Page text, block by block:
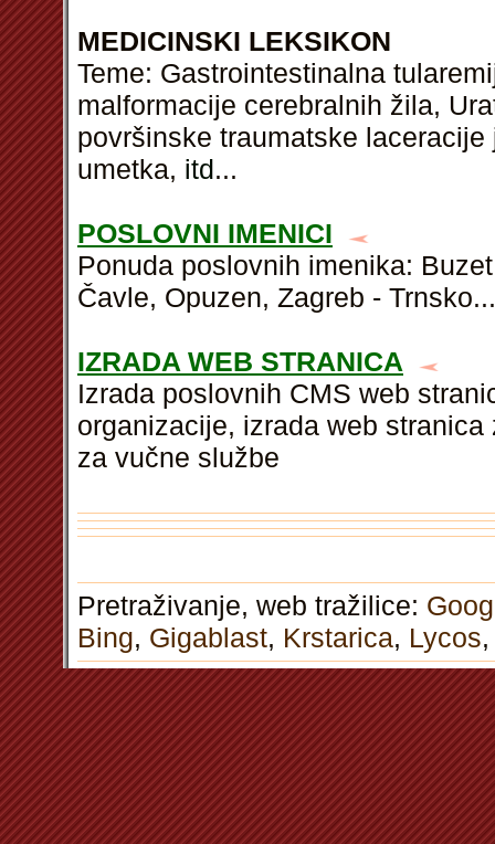
MEDICINSKI LEKSIKON
Teme: Gastrointestinalna
malformacije cerebralnih žila,
površinske traumatske
umetka, itd...
POSLOVNI IMENICI
Ponuda poslovnih imenika:
Čavle, Opuzen, Zagreb - Trnsko...
IZRADA WEB STRANICA
Izrada poslovnih CMS web
organizacije, izrada web
za vučne službe
Pretraživanje, web tražilice:
Bing, Gigablast, Krstarica, Lycos